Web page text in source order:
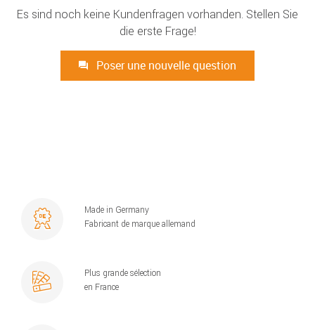
Es sind noch keine Kundenfragen vorhanden. Stellen Sie
die erste Frage!
Poser une nouvelle question
Made in Germany
Fabricant de marque allemand
Plus grande sélection
en France